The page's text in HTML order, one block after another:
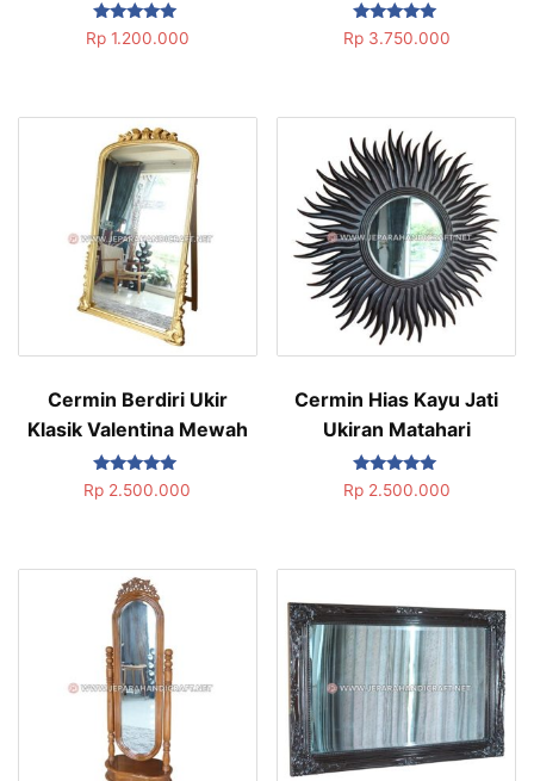
Dinilai
5.00
Rp1.200.000
Dinilai
5.00
Rp3.750.000
Cermin Berdiri Ukir
Klasik Valentina Mewah
Dinilai
5.00
Rp 2.500.000
Cermin Hias Kayu Jati
Ukiran Matahari
Dinilai
5.00
Rp2.500.000